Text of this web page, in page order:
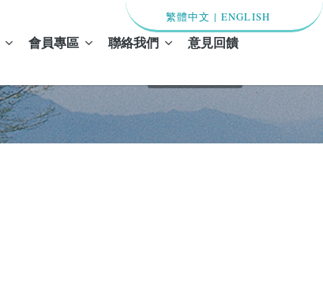
繁體中文 | ENGLISH
會員專區 聯絡我們 意見回饋